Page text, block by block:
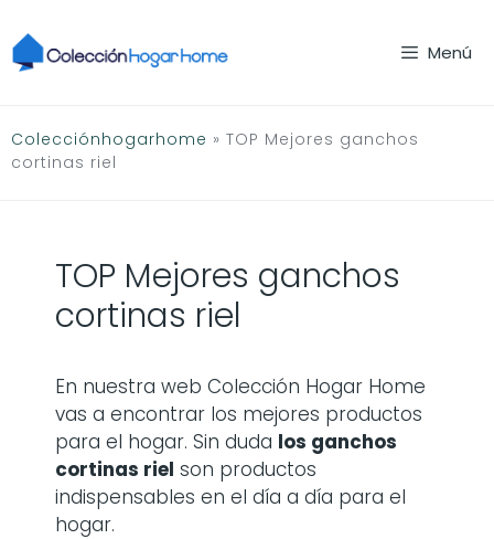
al
contenido
Menú
Colecciónhogarhome » TOP Mejores ganchos
cortinas riel
TOP Mejores ganchos
cortinas riel
En nuestra web Colección Hogar Home
vas a encontrar los mejores productos
para el hogar. Sin duda los ganchos
cortinas riel son productos
indispensables en el día a día para el
hogar.